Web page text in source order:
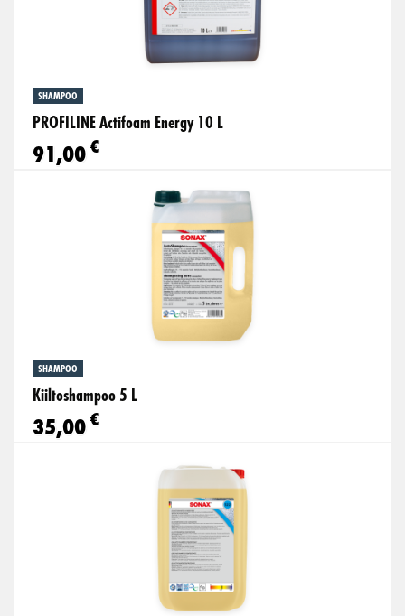
SHAMPOO
PROFILINE Actifoam Energy 10 L
91,00€
SHAMPOO
Kiiltoshampoo 5 L
35,00€